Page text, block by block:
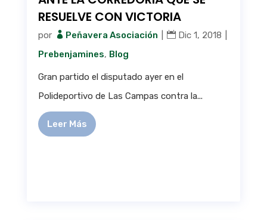
RESUELVE CON VICTORIA
por Peñavera Asociación Dic 1, 2018
Prebenjamines, Blog
Gran partido el disputado ayer en el
Polideportivo de Las Campas contra la...
Leer Más